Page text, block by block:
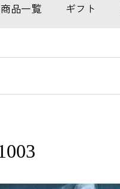
商品一覧 ギフト